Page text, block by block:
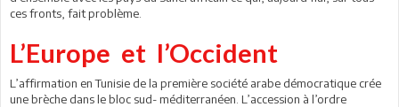
ces fronts, fait problème.
L’Europe et l’Occident
L’affirmation en Tunisie de la première société arabe démocratique crée
une brèche dans le bloc sud- méditerranéen. L’accession à l’ordre